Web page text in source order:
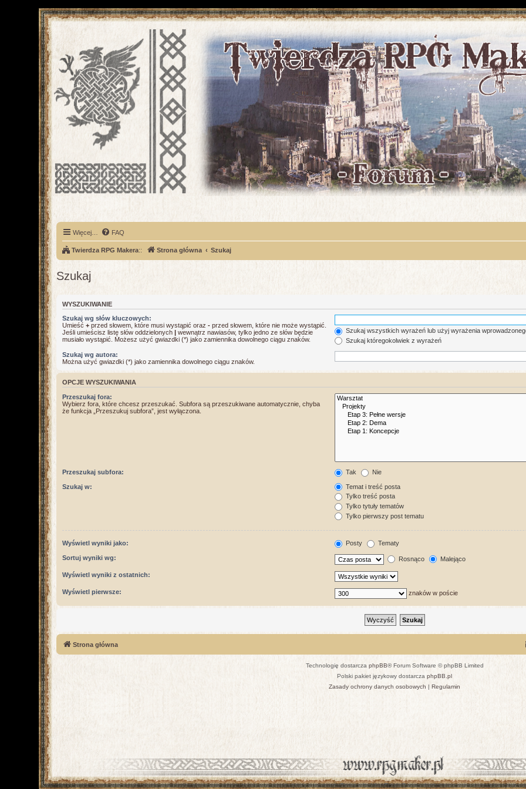
Więcej… FAQ
Twierdza RPG Makera:: Strona główna Szukaj
Szukaj
WYSZUKIWANIE
Szukaj wg słów kluczowych:
Umieść + przed słowem, które musi wystąpić oraz - przed słowem, które nie może wystąpić.
Jeśli umieścisz listę słów oddzielonych | wewnątrz nawiasów, tylko jedno ze słów będzie
musiało wystąpić. Możesz użyć gwiazdki (*) jako zamiennika dowolnego ciągu znaków.
Szukaj wszystkich wyrażeń lub użyj wyrażenia
Szukaj któregokolwiek z wyrażeń
Szukaj wg autora:
Można użyć gwiazdki (*) jako zamiennika dowolnego ciągu znaków.
OPCJE WYSZUKIWANIA
Przeszukaj fora:
Wybierz fora, które chcesz przeszukać. Subfora są przeszukiwane automatycznie, chyba
że funkcja „Przeszukuj subfora”, jest wyłączona.
Przeszukaj subfora: Tak Nie
Szukaj w:
Temat i treść posta
Tylko treść posta
Tylko tytuły tematów
Tylko pierwszy post tematu
Wyświetl wyniki jako: Posty Tematy
Sortuj wyniki wg: Rosnąco Malejąco
Wyświetl wyniki z ostatnich:
Wyświetl pierwsze: znaków w poście
Strona główna
Technologię dostarcza phpBB® Forum Software © phpBB Limited
Polski pakiet językowy dostarcza phpBB.pl
Zasady ochrony danych osobowych | Regulamin